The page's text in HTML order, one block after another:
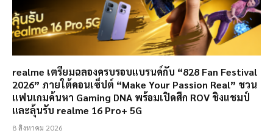
realme เตรียมฉลองครบรอบแบรนด์กับ “828 Fan Festival
2026” ภายใต้คอนเซ็ปต์ “Make Your Passion Real” ชวน
แฟนเกมค้นหา Gaming DNA พร้อมเปิดศึก ROV ชิงแชมป์
และลุ้นรับ realme 16 Pro+ 5G
8 สิงหาคม 2026